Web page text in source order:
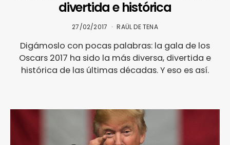
divertida e histórica
27/02/2017 RAÜL DE TENA
Digámoslo con pocas palabras: la gala de los
Oscars 2017 ha sido la más diversa, divertida e
histórica de las últimas décadas. Y eso es así.